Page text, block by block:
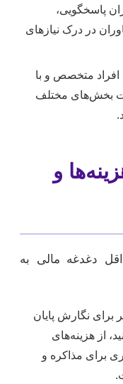
پاسخگویی،
در درک نیازهای
متخصص و با
بخش‌های مختلف
و
دغدغه مالی به
برای نگارش پایان
از هزینه‌های
برای مذاکره و